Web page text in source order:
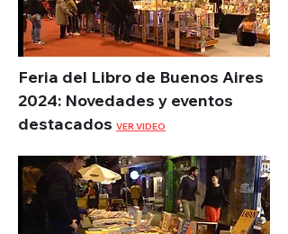
Feria del Libro de Buenos Aires
2024: Novedades y eventos
destacados VER VIDEO